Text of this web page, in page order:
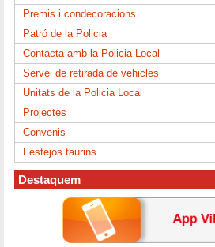
Premis i condecoracions
Patró de la Policia
Contacta amb la Policia Local
Servei de retirada de vehicles
Unitats de la Policia Local
Projectes
Convenis
Festejos taurins
Destaquem